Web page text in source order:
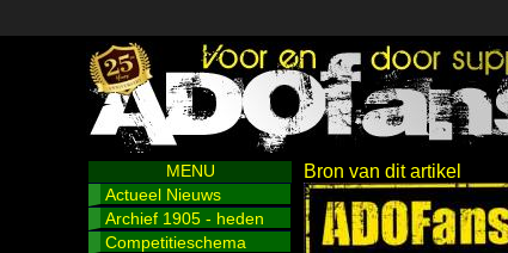
MENU
Actueel Nieuws
Archief 1905 - heden
Competitieschema
Bron van dit artikel